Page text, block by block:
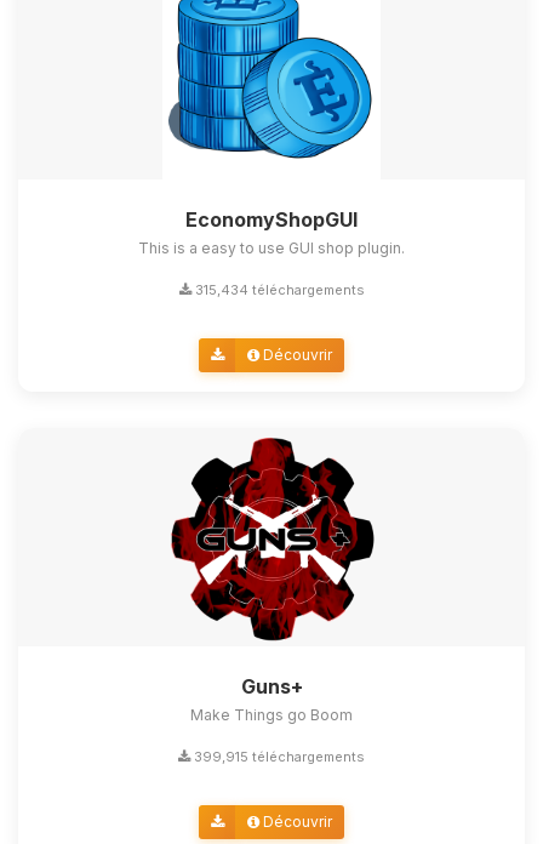
EconomyShopGUI
This is a easy to use GUI shop plugin.
315,434 téléchargements
Découvrir
Guns+
Make Things go Boom
399,915 téléchargements
Découvrir